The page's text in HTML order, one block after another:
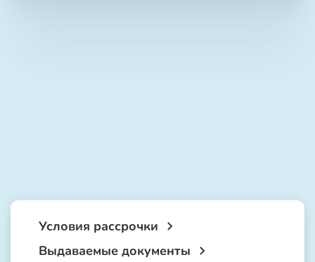
Условия рассрочки
Выдаваемые документы